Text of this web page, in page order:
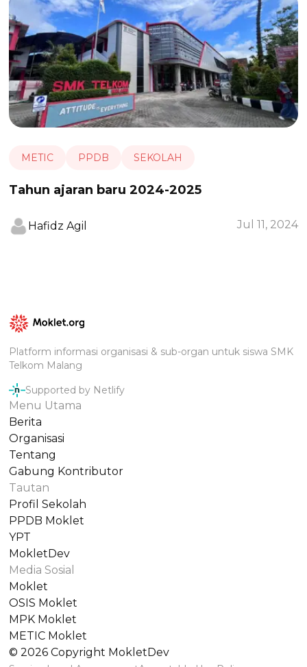
METIC PPDB SEKOLAH
Tahun ajaran baru 2024-2025
Hafidz Agil Jul 11, 2024
Platform informasi organisasi & sub-organ untuk siswa SMK
Telkom Malang
Supported by Netlify
Menu Utama
Berita
Organisasi
Tentang
Gabung Kontributor
Tautan
Profil Sekolah
PPDB Moklet
YPT
MokletDev
Media Sosial
Moklet
OSIS Moklet
MPK Moklet
METIC Moklet
©2026 Copyright MokletDev